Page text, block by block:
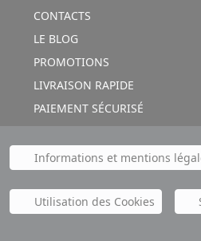
CONTACTS
LE BLOG
PROMOTIONS
LIVRAISON RAPIDE
PAIEMENT SÉCURISÉ
Informations et mentions
Utilisation des Cookies